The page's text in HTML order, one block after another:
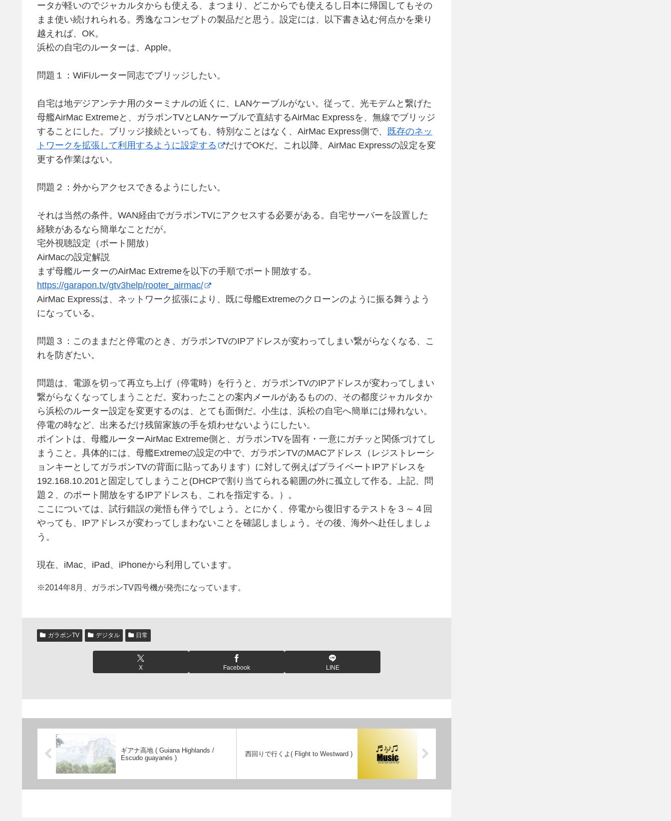
ータが軽いのでジャカルタからも使える、まつまり、どこからでも使えるし日本に帰国してもその
まま使い続けれられる。秀逸なコンセプトの製品だと思う。設定には、以下書き込む何点かを乗り
越えれば、OK。
浜松の自宅のルーターは、Apple。
問題１：WiFiルーター同志でブリッジしたい。
自宅は地デジアンテナ用のターミナルの近くに、LANケーブルがない。従って、光モデムと繋げた
母艦AirMac Extremeと、ガラポンTVとLANケーブルで直結するAirMac Expressを、無線でブリッジ
することにした。ブリッジ接続といっても、特別なことはなく、AirMac Express側で、 既存のネッ
トワークを拡張して利用するように設定する
だけでOKだ。これ以降、AirMac Expressの設定を変
更する作業はない。
問題２：外からアクセスできるようにしたい。
それは当然の条件。WAN経由でガラポンTVにアクセスする必要がある。自宅サーバーを設置した
経験があるなら簡単なことだが。
宅外視聴設定（ポート開放）
AirMacの設定解説
まず母艦ルーターのAirMac Extremeを以下の手順でポート開放する。
https://garapon.tv/gtv3help/rooter_airmac/
AirMac Expressは、ネットワーク拡張により、既に母艦Extremeのクローンのように振る舞うよう
になっている。
問題３：このままだと停電のとき、ガラポンTVのIPアドレスが変わってしまい繋がらなくなる、こ
れを防ぎたい。
問題は、電源を切って再立ち上げ（停電時）を行うと、ガラポンTVのIPアドレスが変わってしまい
繋がらなくなってしまうことだ。変わったことの案内メールがあるものの、その都度ジャカルタか
ら浜松のルーター設定を変更するのは、とても面倒だ。小生は、浜松の自宅へ簡単には帰れない。
停電の時など、出来るだけ残留家族の手を煩わせないようにしたい。
ポイントは、母艦ルーターAirMac Extreme側と、ガラポンTVを固有・一意にガチッと関係づけてし
まうこと。具体的には、母艦Extremeの設定の中で、ガラポンTVのMACアドレス（レジストレーシ
ョンキーとしてガラポンTVの背面に貼ってあります）に対して例えばプライベートIPアドレスを
192.168.10.201と固定してしまうこと(DHCPで割り当てられる範囲の外に孤立して作る。上記、問
題２、のポート開放をするIPアドレスも、これを指定する。）。
ここについては、試行錯誤の覚悟も伴うでしょう。とにかく、停電から復旧するテストを３～４回
やっても、IPアドレスが変わってしまわないことを確認しましょう。その後、海外へ赴任しましょ
う。
現在、iMac、iPad、iPhoneから利用しています。
※2014年8月、ガラポンTV四号機が発売になっています。
ガラポンTV デジタル 日常
X Facebook LINE
ギアナ高地 ( Guiana Highlands /
Escudo guayanés )
西回りで行くよ( Flight to Westward )